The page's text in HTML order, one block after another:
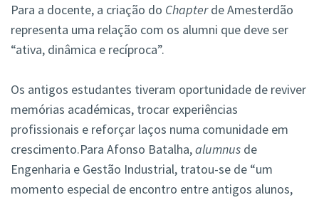
Para a docente, a criação do Chapterde Amesterdão
representa uma relação com os alumni que deve ser
“ativa, dinâmica e recíproca”.
Os antigos estudantes tiveram oportunidade de reviver
memórias académicas, trocar experiências
profissionais e reforçar laços numa comunidade em
crescimento.Para Afonso Batalha,alumnus de
Engenharia e Gestão Industrial, tratou-se de “um
momento especial de encontro entre antigos alunos,